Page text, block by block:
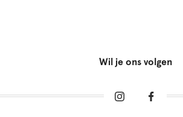
Wil je ons volgen